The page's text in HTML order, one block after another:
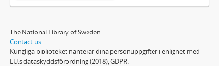
The National Library of Sweden
Contact us
Kungliga biblioteket hanterar dina personuppgifter i enlighet med
EU:s dataskyddsförordning (2018), GDPR.